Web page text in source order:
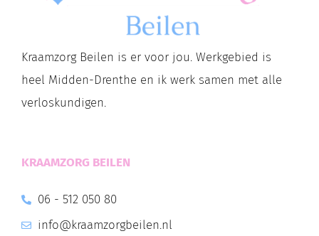
Kraamzorg Beilen is er voor jou. Werkgebied is
heel Midden-Drenthe en ik werk samen met alle
verloskundigen.
KRAAMZORG BEILEN
06 - 512 050 80
info@kraamzorgbeilen.nl